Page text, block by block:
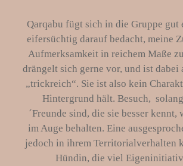
Qarqabu fügt sich in die Gruppe gut
eifersüchtig darauf bedacht, meine
Aufmerksamkeit in reichem Maße
drängelt sich gerne vor, und ist dabei
„trickreich“. Sie ist also kein
Hintergrund hält. Besuch,
´Freunde sind, die sie besser kennt,
im Auge behalten. Eine
jedoch in ihrem Territorialverhalten
Hündin, die viel